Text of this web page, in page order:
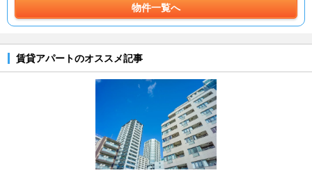
物件一覧へ
賃貸アパートのオススメ記事